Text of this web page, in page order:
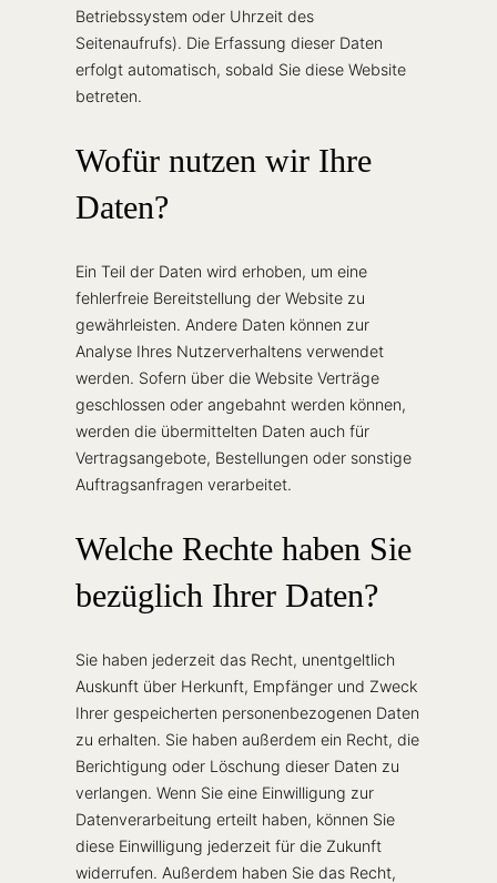
Betriebssystem oder Uhrzeit des
Seitenaufrufs). Die Erfassung dieser Daten
erfolgt automatisch, sobald Sie diese Website
betreten.
Wofür nutzen wir Ihre
Daten?
Ein Teil der Daten wird erhoben, um eine
fehlerfreie Bereitstellung der Website zu
gewährleisten. Andere Daten können zur
Analyse Ihres Nutzerverhaltens verwendet
werden. Sofern über die Website Verträge
geschlossen oder angebahnt werden können,
werden die übermittelten Daten auch für
Vertragsangebote, Bestellungen oder sonstige
Auftragsanfragen verarbeitet.
Welche Rechte haben Sie
bezüglich Ihrer Daten?
Sie haben jederzeit das Recht, unentgeltlich
Auskunft über Herkunft, Empfänger und Zweck
Ihrer gespeicherten personenbezogenen Daten
zu erhalten. Sie haben außerdem ein Recht, die
Berichtigung oder Löschung dieser Daten zu
verlangen. Wenn Sie eine Einwilligung zur
Datenverarbeitung erteilt haben, können Sie
diese Einwilligung jederzeit für die Zukunft
widerrufen. Außerdem haben Sie das Recht,